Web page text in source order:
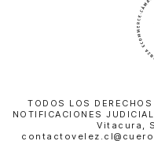
TODOS LOS
NOTIFICACIONES
Vitacura,